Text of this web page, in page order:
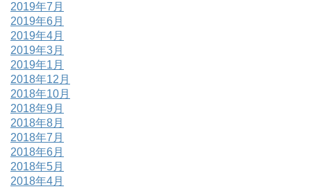
2019年7月
2019年6月
2019年4月
2019年3月
2019年1月
2018年12月
2018年10月
2018年9月
2018年8月
2018年7月
2018年6月
2018年5月
2018年4月